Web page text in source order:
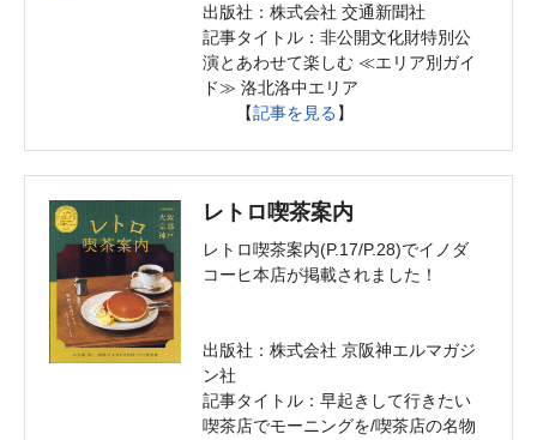
出版社：株式会社 交通新聞社
記事タイトル：非公開文化財特別公
演とあわせて楽しむ ≪エリア別ガイ
ド≫ 洛北洛中エリア
【記事を見る 】
レトロ喫茶案内
レトロ喫茶案内(P.17/P.28)でイノダ
コーヒ本店が掲載されました！
出版社：株式会社 京阪神エルマガジ
ン社
記事タイトル：早起きして行きたい
喫茶店でモーニングを/喫茶店の名物